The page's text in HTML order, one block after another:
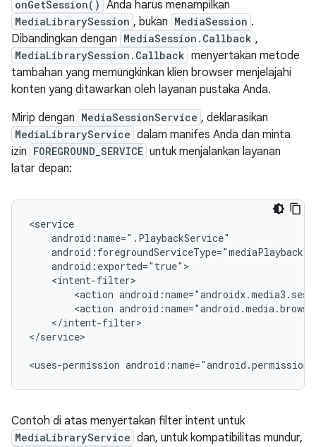
onGetSession() Anda harus menampilkan
MediaLibrarySession , bukan MediaSession .
Dibandingkan dengan MediaSession.Callback ,
MediaLibrarySession.Callback menyertakan metode
tambahan yang memungkinkan klien browser menjelajahi
konten yang ditawarkan oleh layanan pustaka Anda.
Mirip dengan MediaSessionService , deklarasikan
MediaLibraryService dalam manifes Anda dan minta
izin FOREGROUND_SERVICE untuk menjalankan layanan
latar depan:
<action
<action
</intent-filter>
</service>
<uses-permission
Contoh di atas menyertakan filter intent untuk
MediaLibraryService dan, untuk kompatibilitas mundur,